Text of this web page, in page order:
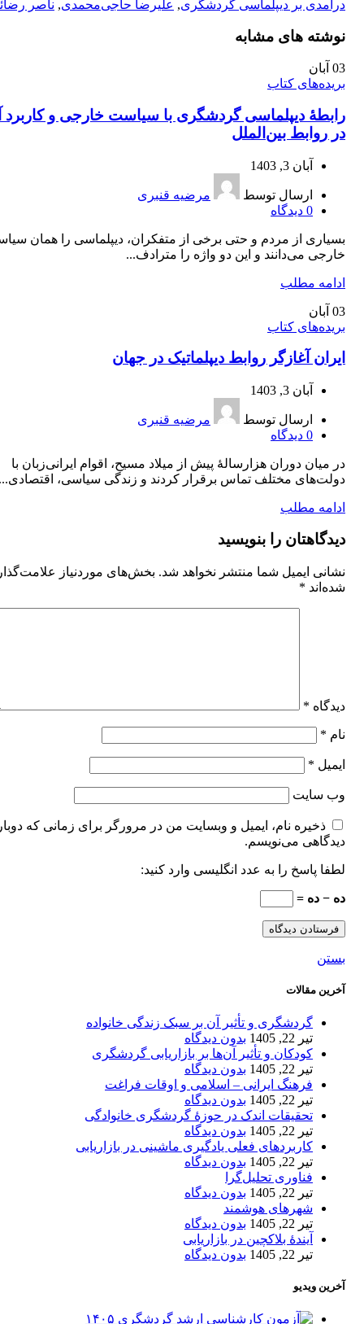
درآمدی بر دیپلماسی گردشگری, علیرضا حاجی‌محمدی, ناصر
نوشته های مشابه
03 آبان
بریده‌های کتاب
رابطۀ دیپلماسی گردشگری با سیاست خارجی و کاربرد
در روابط بین‌‏الملل
آبان 3, 1403
ارسال توسط
مرضیه قنبری
0 دیدگاه
بسیاری از مردم و حتی برخی از متفکران، دیپلماسی را همان
خارجی می‏‌دانند و این دو واژه را مترادف...
ادامه مطلب
03 آبان
بریده‌های کتاب
ايران آغازگر روابط ديپلماتيک در جهان
آبان 3, 1403
ارسال توسط
مرضیه قنبری
0 دیدگاه
در میان دوران هزارسالۀ پیش از میلاد مسیح، اقوام ایرانی‌زبان با
دولت‏‌های مختلف تماس برقرار کردند و زندگی سیاسی،
ادامه مطلب
دیدگاهتان را بنویسید
نشانی ایمیل شما منتشر نخواهد شد. بخش‌های موردنیاز
شده‌اند *
دیدگاه *
نام *
ایمیل *
وب‌ سایت
ذخیره نام، ایمیل و وبسایت من در مرورگر برای زمانی که
دیدگاهی می‌نویسم.
لطفا پاسخ را به عدد انگلیسی وارد کنید:
ده − ده =
بستن
آخرین مقالات
گردشگری و تأثیر آن بر سبک زندگی خانواده
تیر 22, 1405
بدون دیدگاه
کودکان و تأثیر آن‌ها بر بازاریابی گردشگری
تیر 22, 1405
بدون دیدگاه
فرهنگ ایرانی – اسلامی و اوقات فراغت
تیر 22, 1405
بدون دیدگاه
تحقیقات اندک در حوزۀ گردشگری خانوادگی
تیر 22, 1405
بدون دیدگاه
کاربردهای فعلی یادگیری ماشینی در بازاریابی
تیر 22, 1405
بدون دیدگاه
فناوری تحلیل‌گرا
تیر 22, 1405
بدون دیدگاه
شهرهای هوشمند
تیر 22, 1405
بدون دیدگاه
آیندۀ بلاکچین در بازاریابی
تیر 22, 1405
بدون دیدگاه
آخرین ویدیو